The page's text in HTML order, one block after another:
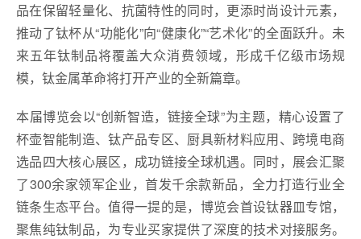
品在保留轻量化、抗菌特性的同时，更添时尚设计元素，
推动了钛杯从“功能化”向“健康化”“艺术化”的全面跃升。未
来五年钛制品将覆盖大众消费领域，形成千亿级市场规
模，钛金属革命将打开产业的全新篇章。
本届博览会以“创新智造，链接全球”为主题，精心设置了
杯壶智能制造、钛产品专区、厨具新材料应用、跨境电商
选品四大核心展区，成功链接全球机遇。同时，展会汇聚
了300余家领军企业，首发千余款新品，全力打造行业全
链条生态平台。值得一提的是，博览会首设钛器皿专馆，
聚焦纯钛制品，为专业买家提供了深度的技术对接服务。